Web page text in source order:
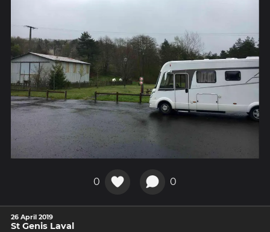
0 0
26 April 2019
St Genis Laval